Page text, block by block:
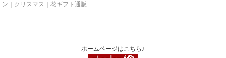
ン｜クリスマス｜花ギフト通販
ホームページはこちら♪